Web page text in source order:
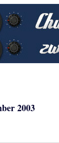
2003